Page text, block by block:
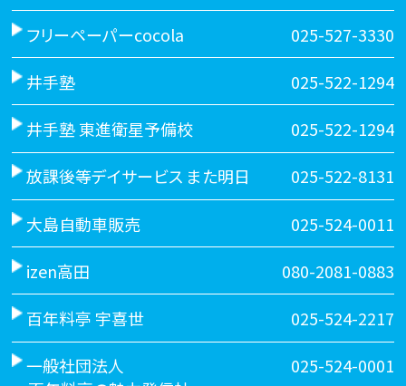
フリーペーパーcocola 025-527-3330
井手塾 025-522-1294
井手塾 東進衛星予備校 025-522-1294
放課後等デイサービス また明日 025-522-8131
大島自動車販売 025-524-0011
izen高田 080-2081-0883
百年料亭 宇喜世 025-524-2217
一般社団法人
025-524-0001